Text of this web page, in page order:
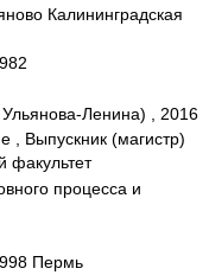
Калининградская
Ленина) , 2016
, Выпускник (магистр)
факультет
процесса и
Пермь